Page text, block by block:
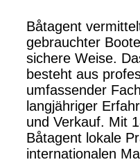
Båtagent
gebrauchter
sichere Weise.
besteht aus
umfassender
langjähriger
und Verkauf. Mit
Båtagent lokale
internationalen